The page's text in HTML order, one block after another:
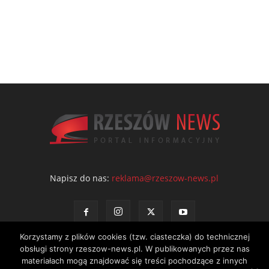
Napisz do nas: reklama@rzeszow-news.pl
Korzystamy z plików cookies (tzw. ciasteczka) do technicznej
obsługi strony rzeszow-news.pl. W publikowanych przez nas
materiałach mogą znajdować się treści pochodzące z innych